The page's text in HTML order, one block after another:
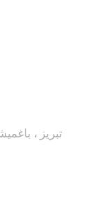
تبریز ،